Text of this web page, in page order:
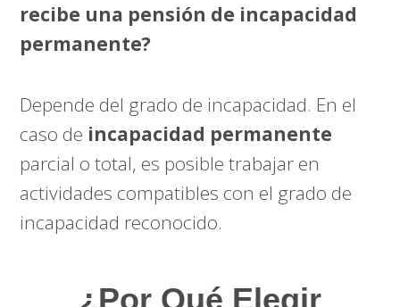
recibe una pensión de incapacidad
permanente?
Depende del grado de incapacidad. En el
caso de incapacidad permanente
parcial o total, es posible trabajar en
actividades compatibles con el grado de
incapacidad reconocido.
¿Por Qué Elegir